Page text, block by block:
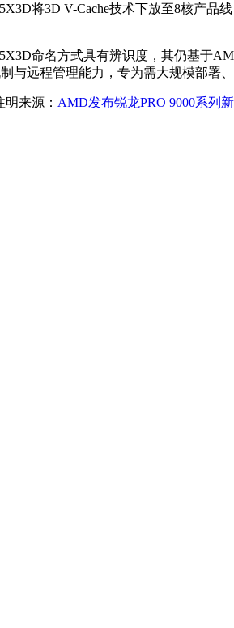
将3D V-Cache技术下放至8核产
命名方式具有辨识度，其仍基于
与远程管理能力，专为需大规模部署
来源： AMD发布锐龙PRO 9000系列